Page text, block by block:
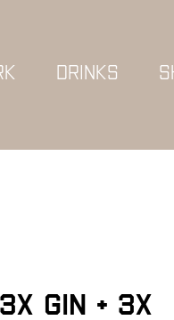
DRINKS
3x Gin + 3x